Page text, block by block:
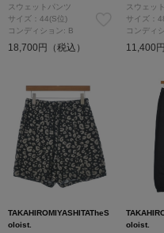
スウェットパンツ
サイズ：44(S位)
コンディション: B
18,700円（税込）
スウェッ
サイズ：
コンディ
11,400
TAKAHIROMIYASHITATheS
oloist.
oloist.